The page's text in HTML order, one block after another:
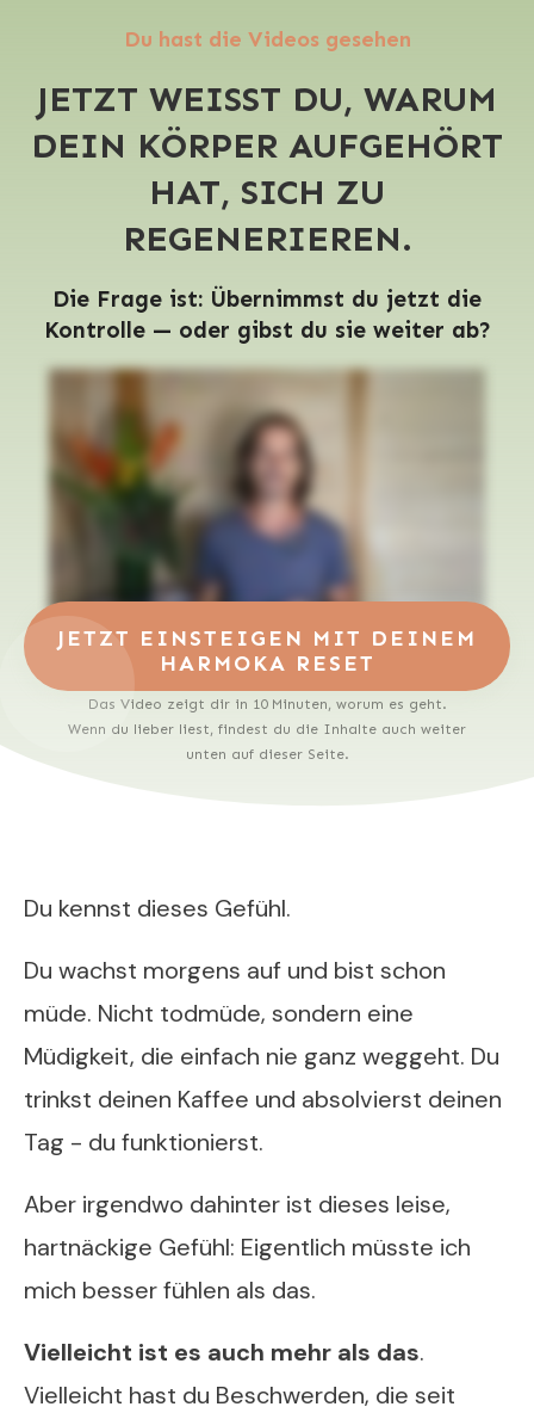
Du hast die Videos gesehen
JETZT WEISST DU, WARUM
DEIN KÖRPER AUFGEHÖRT
HAT, SICH ZU
REGENERIEREN.
Die Frage ist: Übernimmst du jetzt die
Kontrolle — oder gibst du sie weiter ab?
JETZT EINSTEIGEN MIT DEINEM
HARMOKA RESET
Das Video zeigt dir in 10 Minuten, worum es geht.
Wenn du lieber liest, findest du die Inhalte auch weiter
unten auf dieser Seite.
Du kennst dieses Gefühl.
Du wachst morgens auf und bist schon
müde. Nicht todmüde, sondern eine
Müdigkeit, die einfach nie ganz weggeht. Du
trinkst deinen Kaffee und absolvierst deinen
Tag - du funktionierst.
Aber irgendwo dahinter ist dieses leise,
hartnäckige Gefühl: Eigentlich müsste ich
mich besser fühlen als das.
Vielleicht ist es auch mehr als das.
Vielleicht hast du Beschwerden, die seit